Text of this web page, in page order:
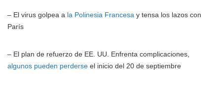
– El virus golpea a la Polinesia Francesa y tensa los lazos con
París
– El plan de refuerzo de EE. UU. Enfrenta complicaciones,
algunos pueden perderse el inicio del 20 de septiembre